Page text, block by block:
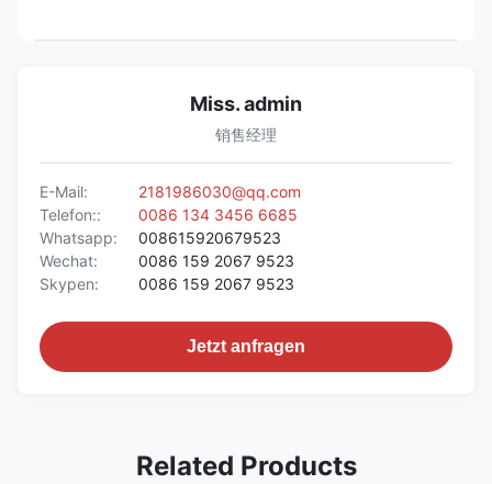
Miss. admin
销售经理
E-Mail:
2181986030@qq.com
Telefon::
0086 134 3456 6685
Whatsapp:
008615920679523
Wechat:
0086 159 2067 9523
Skypen:
0086 159 2067 9523
Jetzt anfragen
Related Products